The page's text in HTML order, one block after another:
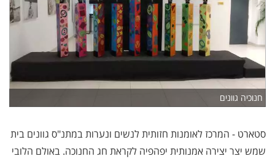
חנוכיה גוונים
סטארט - המרכז לאומנות חזותית לנשים ונערות במתנ"ס גוונים בית
שמש יצר יצירה אמנותית יפהפיה לקראת חג החנוכה. באולם הלובי